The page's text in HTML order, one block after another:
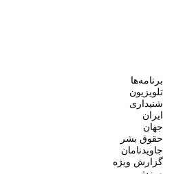
برنامه‌ها
تلویزیون
شنیداری
ایران
جهان
حقوق بشر
جاویدنامان
گزارش ویژه